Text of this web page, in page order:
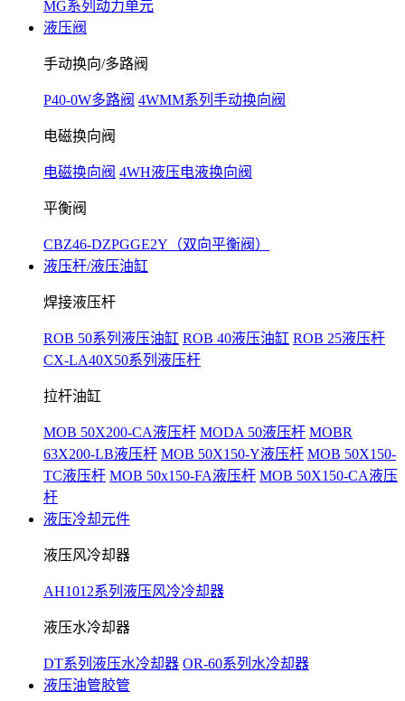
MG系列动力单元
液压阀
手动换向/多路阀
P40-0W多路阀 4WMM系列手动换向阀
电磁换向阀
电磁换向阀 4WH液压电液换向阀
平衡阀
CBZ46-DZPGGE2Y（双向平衡阀）
液压杆/液压油缸
焊接液压杆
ROB 50系列液压油缸 ROB 40液压油缸 ROB 25液压杆
CX-LA40X50系列液压杆
拉杆油缸
MOB 50X200-CA液压杆 MODA 50液压杆 MOBR
63X200-LB液压杆 MOB 50X150-Y液压杆 MOB 50X150-
TC液压杆 MOB 50x150-FA液压杆 MOB 50X150-CA液压
杆
液压冷却元件
液压风冷却器
AH1012系列液压风冷冷却器
液压水冷却器
DT系列液压水冷却器 OR-60系列水冷却器
液压油管胶管